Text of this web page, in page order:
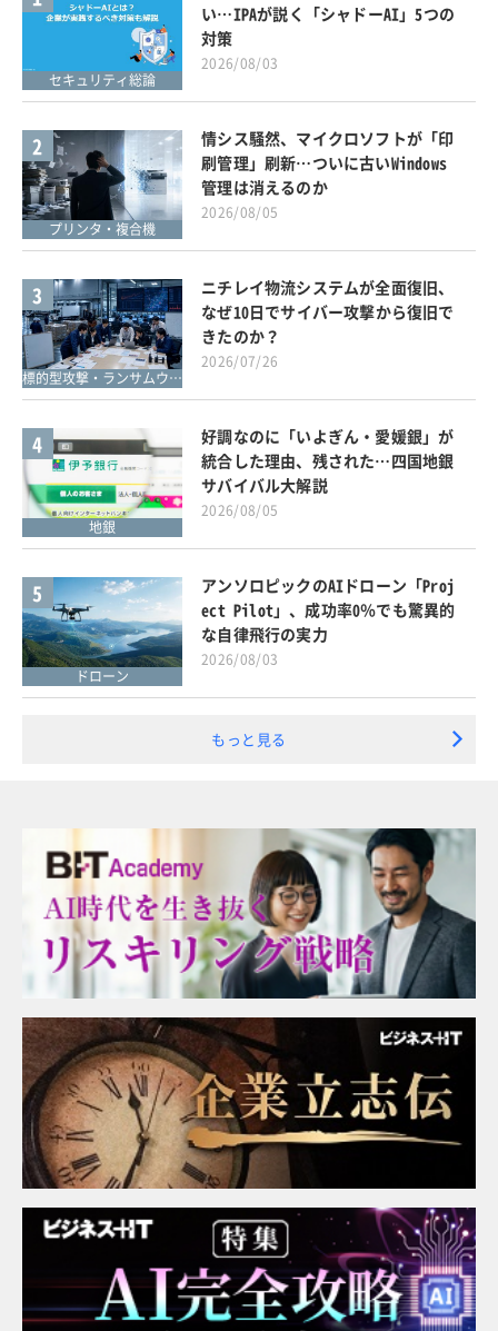
セキュリティ総論
い…IPAが説く「シャドーAI」5つの
対策
2026/08/03
2
プリンタ・複合機
情シス騒然、マイクロソフトが「印
刷管理」刷新…ついに古いWindows
管理は消えるのか
2026/08/05
3
標的型攻撃・ランサムウェア対策
ニチレイ物流システムが全面復旧、
なぜ10日でサイバー攻撃から復旧で
きたのか？
2026/07/26
4
地銀
好調なのに「いよぎん・愛媛銀」が
統合した理由、残された…四国地銀
サバイバル大解説
2026/08/05
5
ドローン
アンソロピックのAIドローン「Proj
ect Pilot」、成功率0％でも驚異的
な自律飛行の実力
2026/08/03
もっと見る